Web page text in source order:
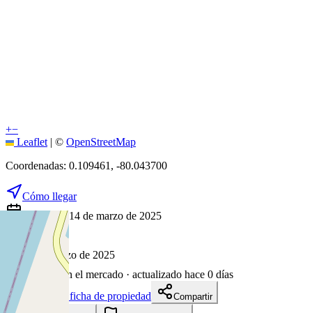
+−
Leaflet | © OpenStreetMap
Coordenadas: 0.109461 , -80.043700
Cómo llegar
Publicado 14 de marzo de 2025
42
visitas
14 de marzo de 2025
510
días en el mercado · actualizado hace 0 días
Descargar ficha de propiedad
Compartir